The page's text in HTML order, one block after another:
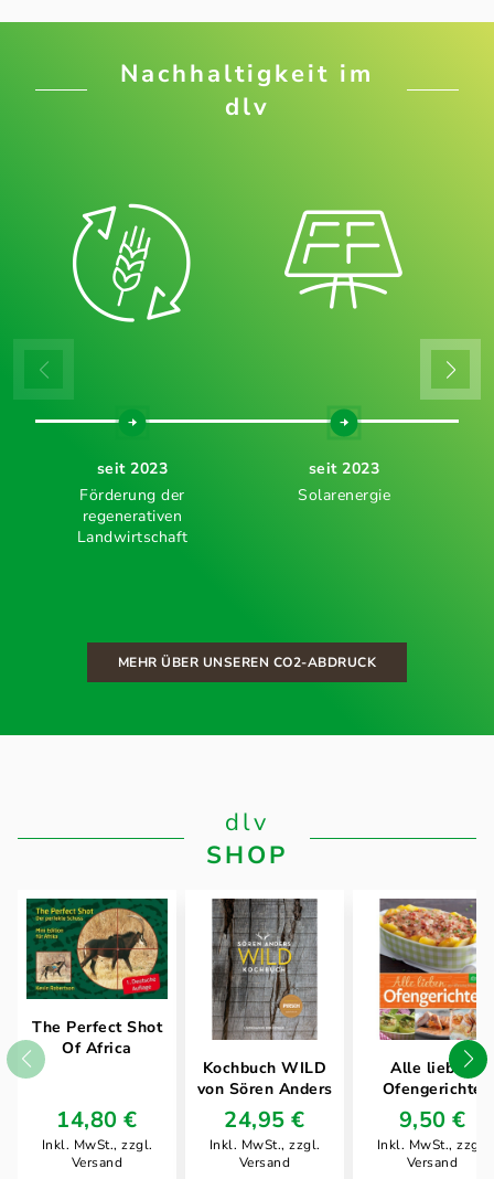
Nachhaltigkeit im
dlv
seit 2023
Förderung der
regenerativen
Landwirtschaft
seit 2023
Solarenergie
MEHR ÜBER UNSEREN CO2-ABDRUCK
dlv
SHOP
The Perfect Shot
Of Africa
14,80 €
Inkl. MwSt., zzgl.
Versand
Kochbuch WILD
von Sören Anders
24,95 €
Inkl. MwSt., zzgl.
Versand
Alle lieben
Ofengerichte
9,50 €
Inkl. MwSt., zzgl.
Versand